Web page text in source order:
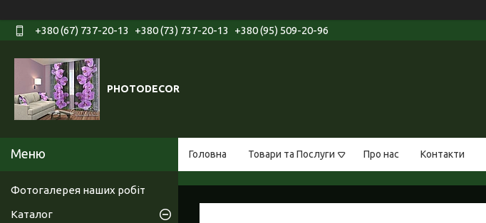
+380 (67) 737-20-13 +380 (73) 737-20-13 +380 (95) 509-20-96
PHOTODECOR
Головна Товари та Послуги Про нас Контакти
Фотогалерея наших робіт
Каталог